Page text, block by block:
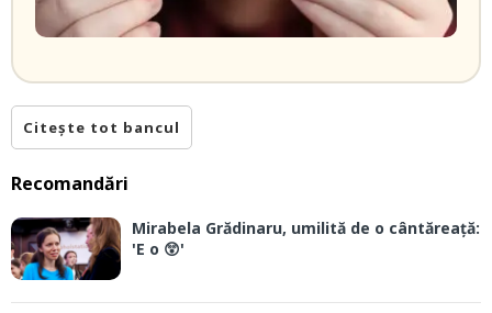
Citește tot bancul
Recomandări
Mirabela Grădinaru, umilită de o cântăreață:
'E o 😲'